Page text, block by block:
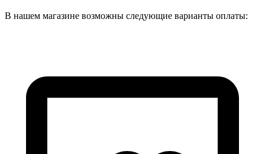
В нашем магазине возможны следующие варианты оплаты: